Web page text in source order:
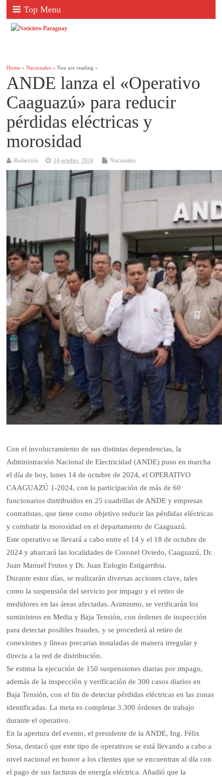
Top Menu
Home »Nacionales » You are reading »
ANDE lanza el «Operativo
Caaguazú» para reducir
pérdidas eléctricas y
morosidad
Redacción 14 octubre, 2024 Nacionales
Con el involucramiento de sus distintas dependencias, la
Administración Nacional de Electricidad (ANDE) puso en marcha
el día de hoy, lunes 14 de octubre de 2024, el OPERATIVO
CAAGUAZÚ 1-2024, con la participación de más de 60
funcionarios distribuidos en 25 cuadrillas de ANDE y empresas
contratistas, que tiene como objetivo reducir las pérdidas eléctricas
y combatir la morosidad en el departamento de Caaguazú.
Este operativo se llevará a cabo entre el 14 y el 18 de octubre de
2024 y abarcará las localidades de Coronel Oviedo, Caaguazú, Dr.
Juan Manuel Frutos y Dr. Juan Eulogio Estigarribia.
Durante estos días, se realizarán diversas acciones clave, tales
como la suspensión del servicio por impago y el retiro de
medidores en las áreas afectadas. Asimismo, se verificarán los
suministros en Media y Baja Tensión, con órdenes de inspección
para detectar posibles fraudes, y se procederá al retiro de
conexiones y líneas precarias instaladas de manera irregular y
directa a la red de distribución.
Se estima la ejecución de 150 suspensiones diarias por impago,
además de la inspección y verificación de 300 casos diarios en
Baja Tensión, con el fin de detectar pérdidas eléctricas en las zonas
identificadas. La meta es completar 3.300 órdenes de trabajo
durante el operativo.
En la apertura del evento, el presidente de la ANDE, Ing. Félix
Sosa, destacó que este tipo de operativos se está llevando a cabo a
nivel nacional en honor a los clientes que se encuentran al día con
el pago de sus facturas de energía eléctrica. Añadió que la